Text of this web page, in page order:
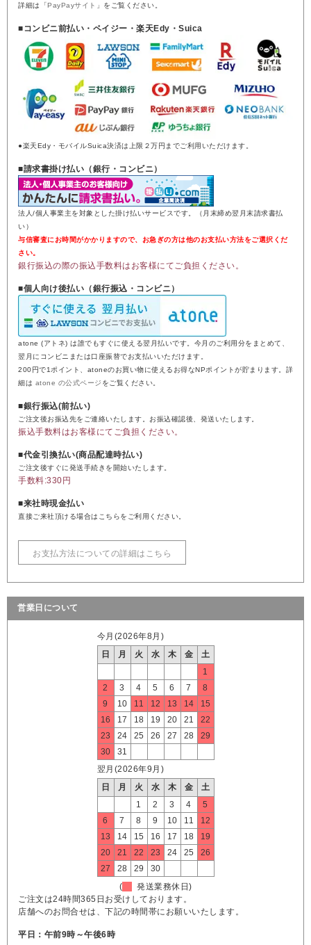
詳細は「PayPayサイト 」をご覧ください。
■コンビニ前払い・ペイジー・楽天Edy・Suica
●楽天Edy・モバイルSuica決済は上限２万円までご利用いただけます。
■請求書掛け払い（銀行・コンビニ）
法人/個人事業主を対象とした掛け払いサービスです。（月末締め翌月末請求書払
い）
与信審査にお時間がかかりますので、お急ぎの方は他のお支払い方法をご選択くだ
さい。
銀行振込の際の振込手数料はお客様にてご負担ください。
■個人向け後払い（銀行振込・コンビニ）
atone (アトネ) は誰でもすぐに使える翌月払いです。今月のご利用分をまとめて、
翌月にコンビニまたは口座振替でお支払いいただけます。
200円で1ポイント、atoneのお買い物に使えるお得なNPポイントが貯まります。詳
細は atone の公式ページ をご覧ください。
■銀行振込(前払い)
ご注文後お振込先をご連絡いたします。お振込確認後、発送いたします。
振込手数料はお客様にてご負担ください。
■代金引換払い(商品配達時払い)
ご注文後すぐに発送手続きを開始いたします。
手数料:330円
■来社時現金払い
直接ご来社頂ける場合はこちらをご利用ください。
お支払方法についての詳細はこちら
営業日について
今月(2026年8月)
日
月 火 水 木 金
土
1
2
3 4 5 6 7
8
9
10 11 12 13 14
15
16
17 18 19 20 21
22
23
24 25 26 27 28
29
30
31
翌月(2026年9月)
日
月 火 水 木 金
土
1
2 3 4
5
6
7 8 9 10 11
12
13
14 15 16 17 18
19
20
21 22 23 24 25
26
27
28 29
30
(
発送業務休日)
ご注文は24時間365日お受けしております。
店舗へのお問合せは、下記の時間帯にお願いいたします。
平日：午前9時～午後6時